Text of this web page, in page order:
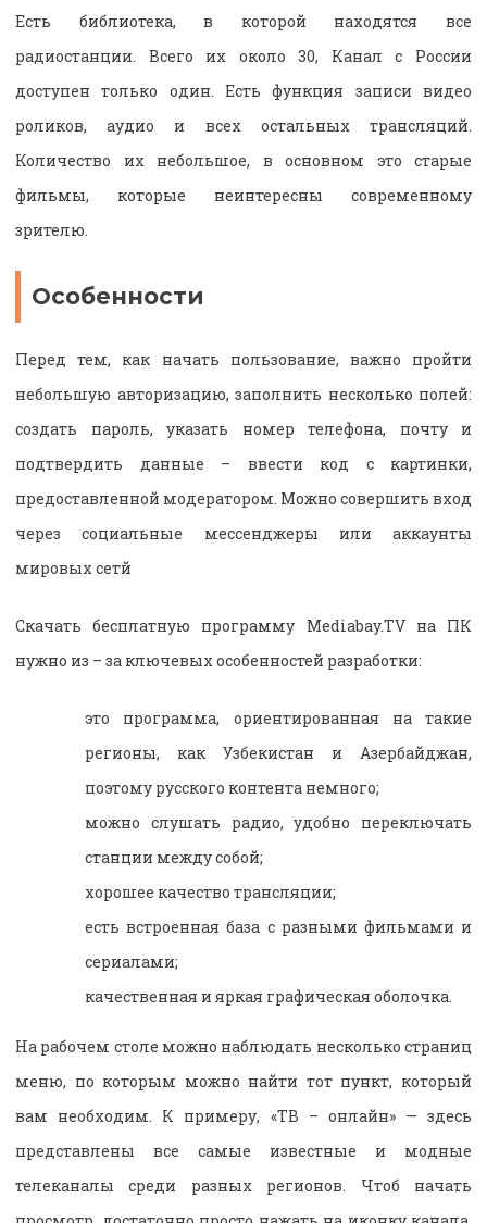
Есть библиотека, в которой находятся все
радиостанции. Всего их около 30, Канал с России
доступен только один. Есть функция записи видео
роликов, аудио и всех остальных трансляций.
Количество их небольшое, в основном это старые
фильмы, которые неинтересны современному
зрителю.
Особенности
Перед тем, как начать пользование, важно пройти
небольшую авторизацию, заполнить несколько полей:
создать пароль, указать номер телефона, почту и
подтвердить данные – ввести код с картинки,
предоставленной модератором. Можно совершить вход
через социальные мессенджеры или аккаунты
мировых сетй
Скачать бесплатную программу Mediabay.TV на ПК
нужно из – за ключевых особенностей разработки:
это программа, ориентированная на такие
регионы, как Узбекистан и Азербайджан,
поэтому русского контента немного;
можно слушать радио, удобно переключать
станции между собой;
хорошее качество трансляции;
есть встроенная база с разными фильмами и
сериалами;
качественная и яркая графическая оболочка.
На рабочем столе можно наблюдать несколько страниц
меню, по которым можно найти тот пункт, который
вам необходим. К примеру, «ТВ – онлайн» — здесь
представлены все самые известные и модные
телеканалы среди разных регионов. Чтоб начать